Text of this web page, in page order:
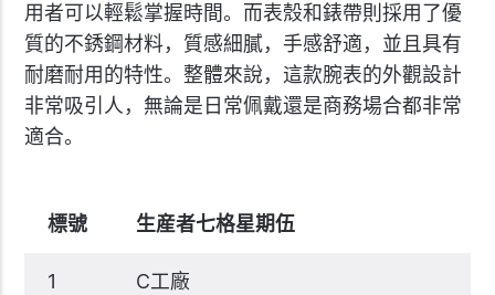
用者可以輕鬆掌握時間。而表殼和錶帶則採用了優
質的不銹鋼材料，質感細膩，手感舒適，並且具有
耐磨耐用的特性。整體來說，這款腕表的外觀設計
非常吸引人，無論是日常佩戴還是商務場合都非常
適合。
標號 生産者七格星期伍
1 C工廠